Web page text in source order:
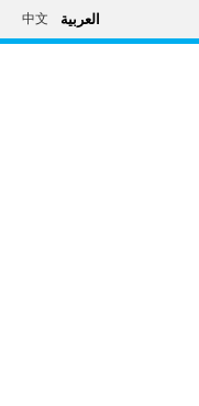
العربية 中文